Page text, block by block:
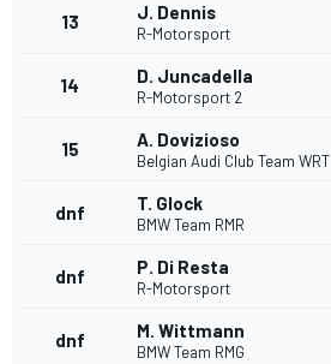
13 J. Dennis
R-Motorsport
14 D. Juncadella
R-Motorsport 2
15 A. Dovizioso
Belgian Audi Club Team WRT
dnf T. Glock
BMW Team RMR
dnf P. Di Resta
R-Motorsport
dnf M. Wittmann
BMW Team RMG